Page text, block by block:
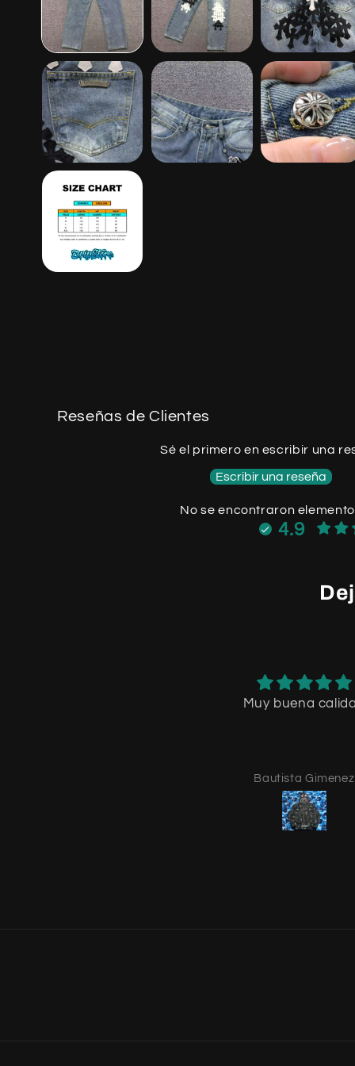
Reseñas de Clientes
Sé el primero en escribir una
Escribir una reseña
No se encontraron
4.9
Muy buena
Bautista Gimenez